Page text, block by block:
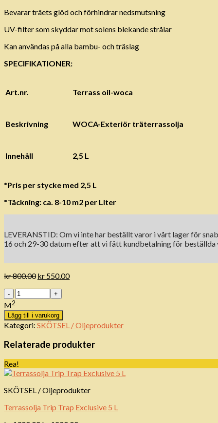
Bevarar träets glöd och förhindrar nedsmutsning
UV-filter som skyddar mot solens blekande strålar
Kan användas på alla bambu- och träslag
SPECIFIKATIONER:
Art.nr. Terrass oil-woca
Beskrivning WOCA-Exteriör träterrassolja
Innehåll 2,5 L
*Pris per stycke med 2,5 L
*Täckning: ca. 8-10 m2 per Liter
LEVERANSTID: Om vi ​​inte har beställt varor i vårt lager för
16 och 29-30 datum efter att vi fått kundbetalning för beställda
kr800.00 Det
priset
kr 800.00.
kr 550.00Det
Antal
M2
Lägg till i varukorg
Kategori: SKÖTSEL / Oljeprodukter
Relaterade produkter
Rea!
SKÖTSEL / Oljeprodukter
Terrassolja Trip Trap Exclusive 5 L